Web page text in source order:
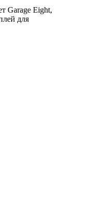
Garage Eight,
для